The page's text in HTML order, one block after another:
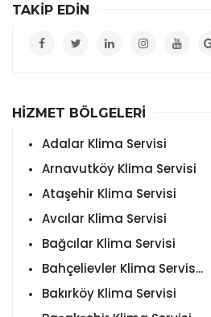
TAKİP EDİN
HİZMET BÖLGELERİ
Adalar Klima Servisi
Arnavutköy Klima Servisi
Ataşehir Klima Servisi
Avcılar Klima Servisi
Bağcılar Klima Servisi
Bahçelievler Klima Servis...
Bakırköy Klima Servisi